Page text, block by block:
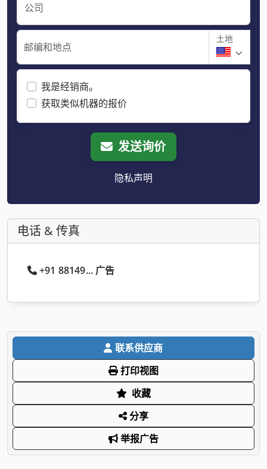
公司
邮编和地点
土地
我是经销商。
获取类似机器的报价
发送询价
隐私声明
电话 & 传真
+91 88149... 广告
联系供应商
打印视图
收藏
分享
举报广告